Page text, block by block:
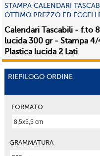
STAMPA CALENDARI
OTTIMO PREZZO ED
Calendari Tascabili - f.to
lucida 300 gr - Stampa 4/
Plastica lucida 2 Lati
RIEPILOGO ORDINE
FORMATO
GRAMMATURA